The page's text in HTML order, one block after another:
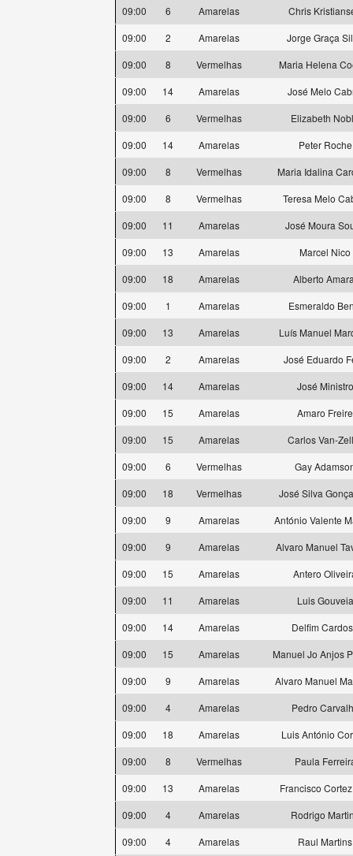
09:00
6 Amarelas
Chris
09:00
2 Amarelas
Jorge Graça
09:00
8 Vermelhas
Maria Helena
09:00
14 Amarelas
José Melo
09:00
6 Vermelhas
Elizabeth
09:00
14 Amarelas
Peter Roche
09:00
8 Vermelhas
Maria Idalina
09:00
8 Vermelhas
Teresa Melo
09:00
11 Amarelas
José Moura
09:00
13 Amarelas
Marcel Nico
09:00
18 Amarelas
Alberto
09:00
1 Amarelas
Esmeraldo
09:00
13 Amarelas
Luís Manuel
09:00
2 Amarelas
José Eduardo
09:00
14 Amarelas
José Ministro
09:00
15 Amarelas
Amaro Freire
09:00
15 Amarelas
Carlos Van-
09:00
6 Vermelhas
Gay
09:00
18 Vermelhas
José Silva
09:00
9 Amarelas
António Valente
09:00
9 Amarelas
Alvaro Manuel
09:00
15 Amarelas
Antero
09:00
11 Amarelas
Luis Gouveia
09:00
14 Amarelas
Delfim
09:00
15 Amarelas
Manuel Jo Anjos
09:00
9 Amarelas
Alvaro Manuel
09:00
4 Amarelas
Pedro
09:00
18 Amarelas
Luis António
09:00
8 Vermelhas
Paula
09:00
13 Amarelas
Francisco
09:00
4 Amarelas
Rodrigo
09:00
4 Amarelas Raul Martins